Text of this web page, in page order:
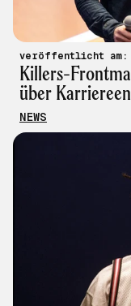
Killers-
über
NEWS